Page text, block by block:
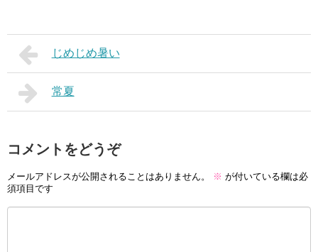
じめじめ暑い
常夏
コメントをどうぞ
メールアドレスが公開されることはありません。 ※ が付いている欄は必
須項目です